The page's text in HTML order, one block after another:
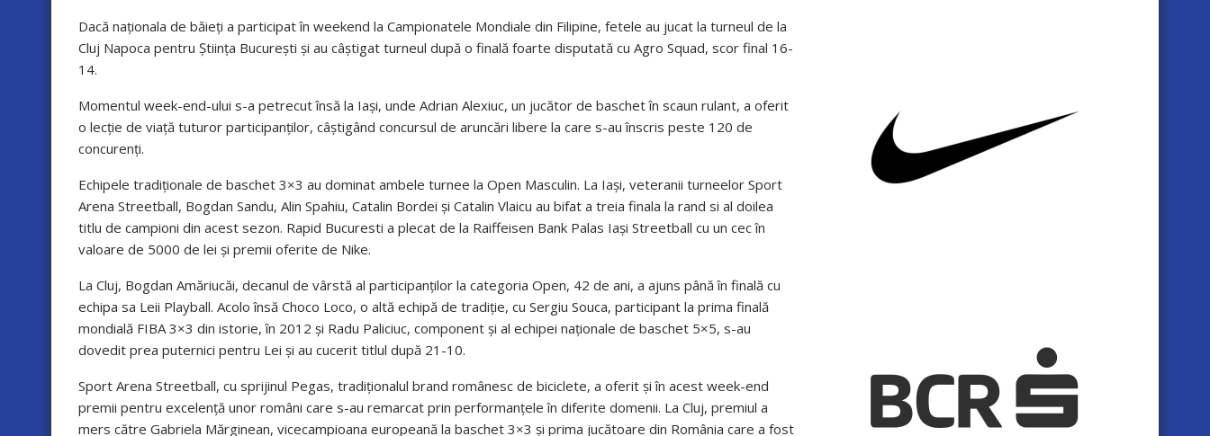
Dacă naționala de băieți a participat în weekend la Campionatele Mondiale din Filipine, fetele au jucat la turneul de la
Cluj Napoca pentru Știința București și au câștigat turneul după o finală foarte disputată cu Agro Squad, scor final 16-
14.
Momentul week-end-ului s-a petrecut însă la Iași, unde Adrian Alexiuc, un jucător de baschet în scaun rulant, a oferit
o lecție de viață tuturor participanților, câștigând concursul de aruncări libere la care s-au înscris peste 120 de
concurenți.
Echipele tradiționale de baschet 3×3 au dominat ambele turnee la Open Masculin. La Iași, veteranii turneelor Sport
Arena Streetball, Bogdan Sandu, Alin Spahiu, Catalin Bordei și Catalin Vlaicu au bifat a treia finala la rand si al doilea
titlu de campioni din acest sezon. Rapid Bucuresti a plecat de la Raiffeisen Bank Palas Iași Streetball cu un cec în
valoare de 5000 de lei și premii oferite de Nike.
La Cluj, Bogdan Amăriucăi, decanul de vârstă al participanților la categoria Open, 42 de ani, a ajuns până în finală cu
echipa sa Leii Playball. Acolo însă Choco Loco, o altă echipă de tradiție, cu Sergiu Souca, participant la prima finală
mondială FIBA 3×3 din istorie, în 2012 și Radu Paliciuc, component și al echipei naționale de baschet 5×5, s-au
dovedit prea puternici pentru Lei și au cucerit titlul după 21-10.
Sport Arena Streetball, cu sprijinul Pegas, tradiționalul brand românesc de biciclete, a oferit și în acest week-end
premii pentru excelență unor români care s-au remarcat prin performanțele în diferite domenii. La Cluj, premiul a
mers către Gabriela Mărginean, vicecampioana europeană la baschet 3×3 și prima jucătoare din România care a fost